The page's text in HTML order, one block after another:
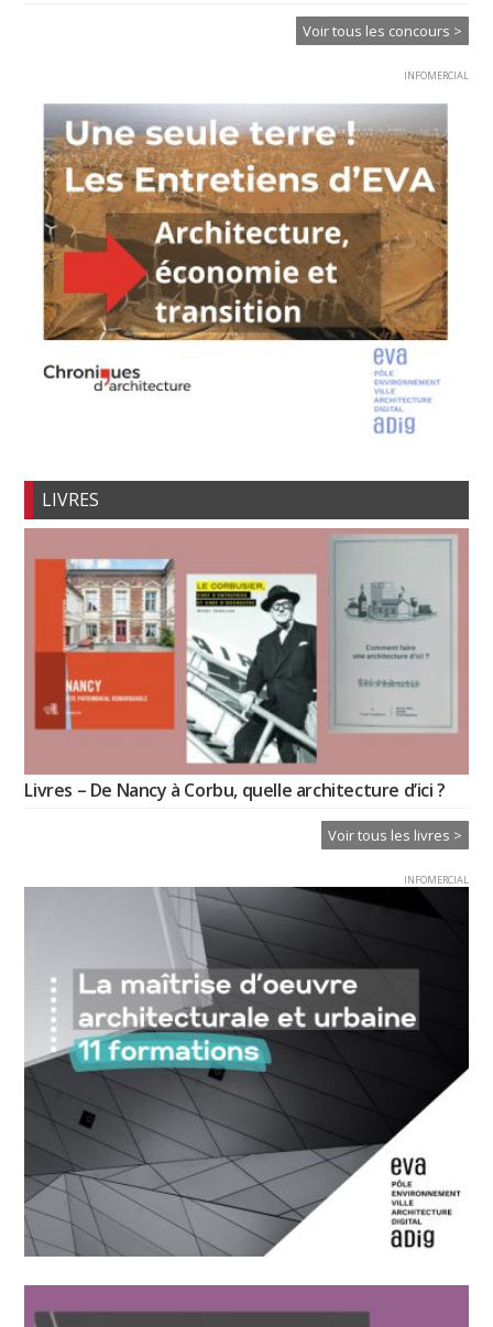
Voir tous les concours >
INFOMERCIAL
LIVRES
Livres – De Nancy à Corbu, quelle architecture d’ici ?
Voir tous les livres >
INFOMERCIAL